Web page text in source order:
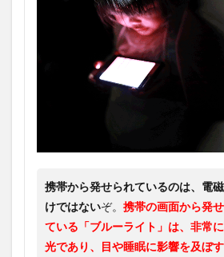
携帯から発せられているのは、電
けではないぞ。 携帯の画面から発
ている「ブルーライト」は、非常
光であり、目や睡眠に影響を及ぼ